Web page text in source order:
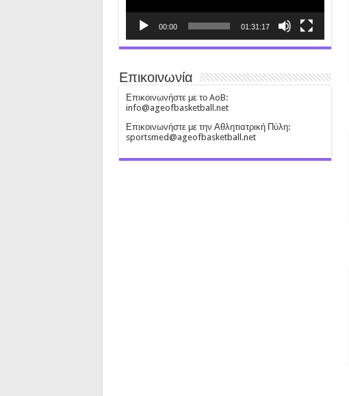
00:00 01:31:17
Επικοινωνία
Επικοινωνήστε με το AoB:
info@ageofbasketball.net
Επικοινωνήστε με την Αθλητιατρική Πύλη:
sportsmed@ageofbasketball.net